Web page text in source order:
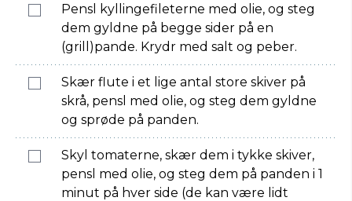
Pensl kyllingefileterne med olie, og steg
dem gyldne på begge sider på en
(grill)pande. Krydr med salt og peber.
Skær flute i et lige antal store skiver på
skrå, pensl med olie, og steg dem gyldne
og sprøde på panden.
Skyl tomaterne, skær dem i tykke skiver,
pensl med olie, og steg dem på panden i 1
minut på hver side (de kan være lidt